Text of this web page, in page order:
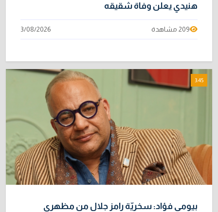
هنيدي يعلن وفاة شقيقه
209 مشاهدة 3/08/2026
3:45
بيومي فؤاد: سخريّة رامز جلال من مظهري